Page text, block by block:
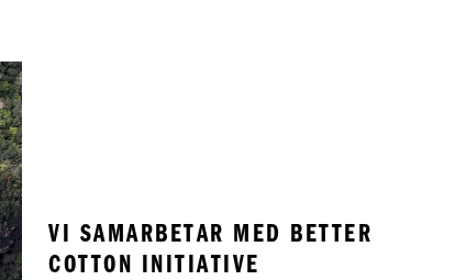
VI SAMARBETAR MED BETTER
COTTON INITIATIVE